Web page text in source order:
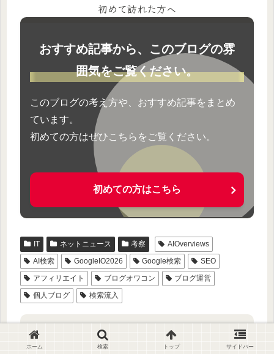
初めて訪れた方へ
おすすめ記事から、このブログの雰
囲気をご覧ください。
このブログの考え方や、おすすめ記事をまとめ
ています。
初めての方はぜひこちらをご覧ください。
初めての方はこちら
IT ネットニュース 考察
AIOverviews
AI検索
GoogleIO2026 Google検索
SEO
アフィリエイト
ブログオワコン
ブログ運営
個人ブログ
検索流入
ホーム 検索 トップ サイドバー